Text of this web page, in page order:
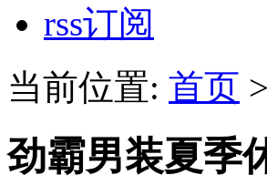
rss订阅
当前位置: 首页 >
劲霸男装夏季